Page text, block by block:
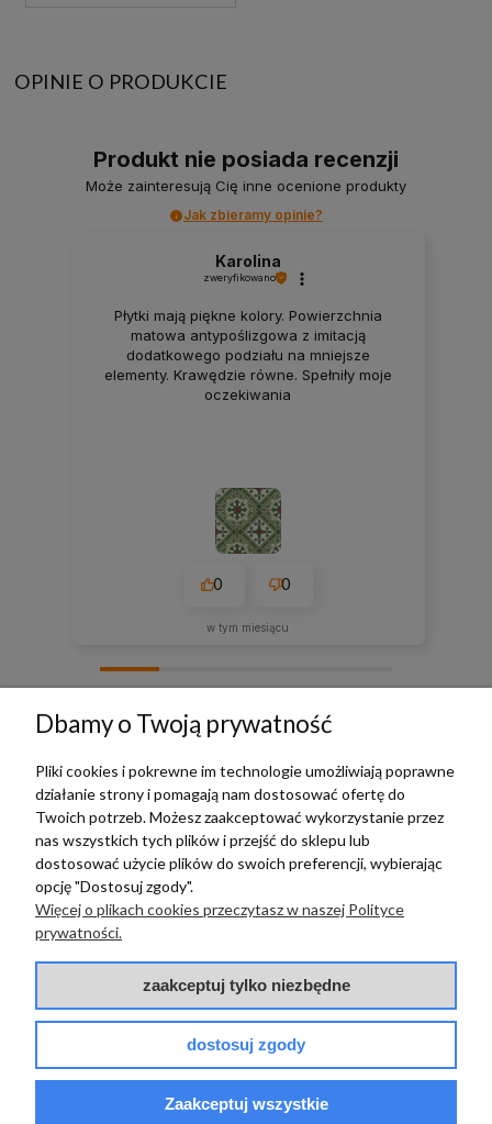
OPINIE O PRODUKCIE
Produkt nie posiada recenzji
Może zainteresują Cię inne ocenione produkty
Jak zbieramy opinie?
Karolina
zweryfikowano
Płytki mają piękne kolory. Powierzchnia
matowa antypoślizgowa z imitacją
dodatkowego podziału na mniejsze
elementy. Krawędzie równe. Spełniły moje
oczekiwania
0 0
w tym miesiącu
TERRADECO
BAZA WIEDZY
PŁATNOŚCI I DOSTAWA
code and analytics: terradeco
Dbamy o Twoją prywatność
Pliki cookies i pokrewne im technologie umożliwiają poprawne
działanie strony i pomagają nam dostosować ofertę do
Twoich potrzeb. Możesz zaakceptować wykorzystanie przez
nas wszystkich tych plików i przejść do sklepu lub
dostosować użycie plików do swoich preferencji, wybierając
opcję "Dostosuj zgody".
Więcej o plikach cookies przeczytasz w naszej Polityce
prywatności.
zaakceptuj tylko niezbędne
dostosuj zgody
Zaakceptuj wszystkie